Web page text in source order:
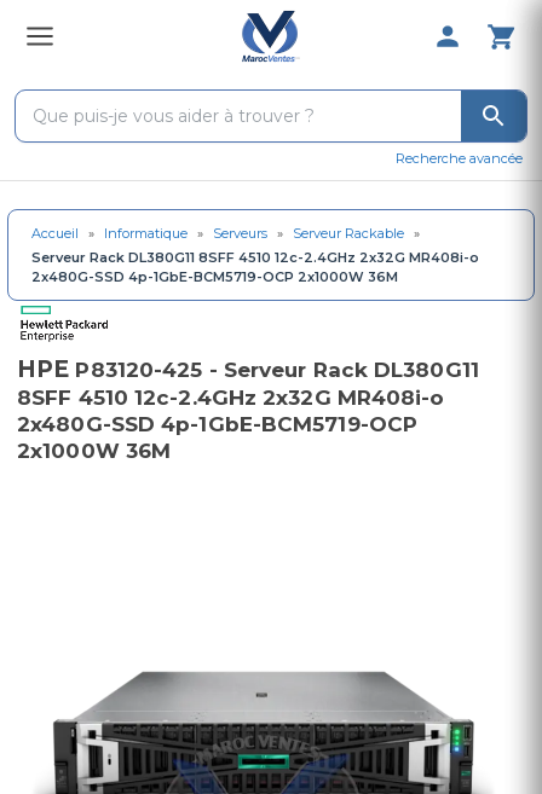
0 Produit
Recherche avancée
Accueil » Informatique » Serveurs » Serveur Rackable »
Serveur Rack DL380G11 8SFF 4510 12c-2.4GHz 2x32G MR408i-o
2x480G-SSD 4p-1GbE-BCM5719-OCP 2x1000W 36M
HPE P83120-425 - Serveur Rack DL380G11
8SFF 4510 12c-2.4GHz 2x32G MR408i-o
2x480G-SSD 4p-1GbE-BCM5719-OCP
2x1000W 36M